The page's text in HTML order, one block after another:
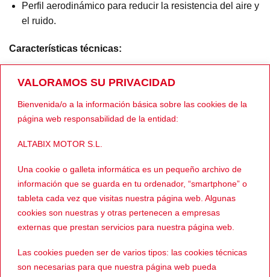
VALORAMOS SU PRIVACIDAD
Bienvenida/o a la información básica sobre las cookies de la
página web responsabilidad de la entidad:
ALTABIX MOTOR S.L.
Una cookie o galleta informática es un pequeño archivo de
información que se guarda en tu ordenador, “smartphone” o
tableta cada vez que visitas nuestra página web. Algunas
cookies son nuestras y otras pertenecen a empresas
externas que prestan servicios para nuestra página web.
Las cookies pueden ser de varios tipos: las cookies técnicas
son necesarias para que nuestra página web pueda
Perfil aerodinámico para reducir la resistencia del aire y
el ruido.
Características técnicas:
Norma de seguridad: ECE 22.06
Cierre: Doble D
Enlace al perfil de Wallapop
Ver más cascos INTEGRALES
PRODUCTOS RELACIONADOS